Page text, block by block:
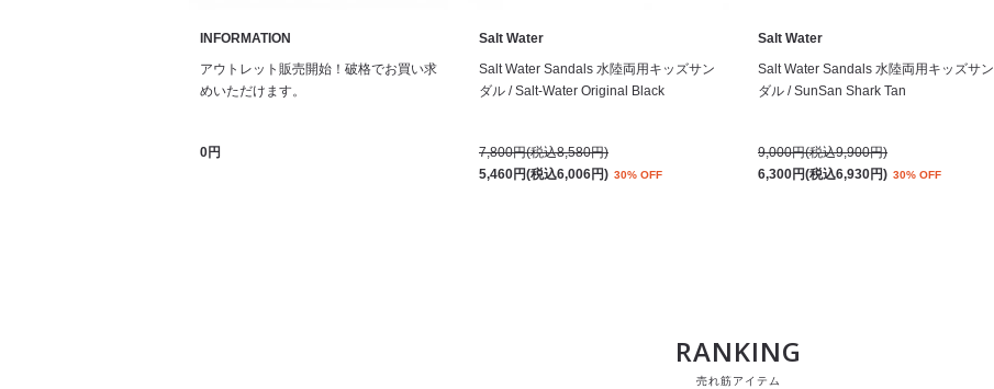
INFORMATION
アウトレット販売開始！破格でお買い求
めいただけます。
0円
Salt Water
Salt Water Sandals 水陸両用キッズサン
ダル / Salt-Water Original Black
7,800円(税込8,580円)
5,460円(税込6,006円) 30% OFF
Salt Water
Salt Water Sandals 水陸両用キッズサン
ダル / SunSan Shark Tan
9,000円(税込9,900円)
6,300円(税込6,930円) 30% OFF
RANKING
売れ筋アイテム